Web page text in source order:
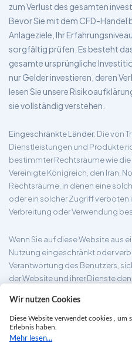
zum Verlust des gesamten
Bevor Sie mit dem CFD-Handel
Anlageziele, Ihr
sorgfältig prüfen. Es besteht
gesamte ursprüngliche
nur Gelder investieren, deren
lesen Sie unsere
sie vollständig verstehen.
Eingeschränkte Länder: Die von
Dienstleistungen und Produkte
bestimmter Rechtsräume wie
Vereinigte Königreich, den Iran,
Rechtsräume, in denen eine
oder ein solcher Zugriff verboten
Verbreitung oder Verwendung
Wenn Sie auf diese Website aus
Nutzung eingeschränkt oder
Verantwortung des Benutzers,
der Website und ihrer Dienste
seiner Website bereitgestellten
Rechtsgebiete geeignet sind.